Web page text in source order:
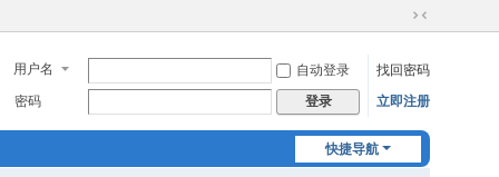
切
到
窄
用户名 自动登录
找回密码
密码
登录 立即注册
快捷导航